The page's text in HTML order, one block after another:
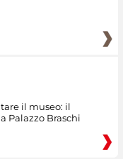
il museo: il
Palazzo Braschi